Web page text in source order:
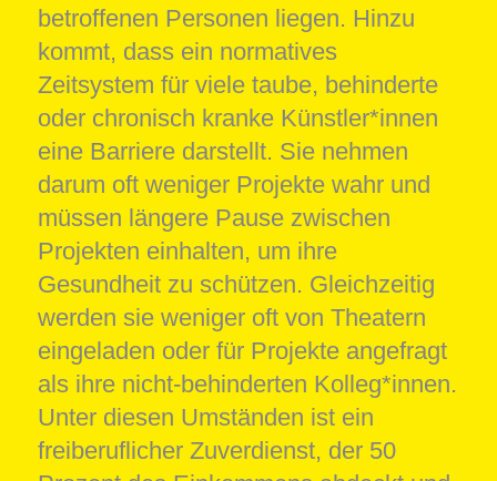
betroffenen Personen liegen. Hinzu
kommt, dass ein normatives
Zeitsystem für viele taube, behinderte
oder chronisch kranke Künstler*innen
eine Barriere darstellt. Sie nehmen
darum oft weniger Projekte wahr und
müssen längere Pause zwischen
Projekten einhalten, um ihre
Gesundheit zu schützen. Gleichzeitig
werden sie weniger oft von Theatern
eingeladen oder für Projekte angefragt
als ihre nicht-behinderten Kolleg*innen.
Unter diesen Umständen ist ein
freiberuflicher Zuverdienst, der 50